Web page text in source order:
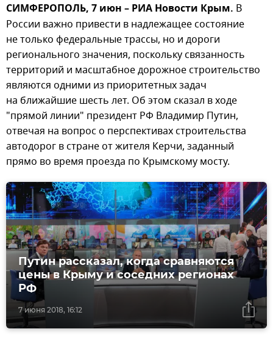
СИМФЕРОПОЛЬ, 7 июн – РИА Новости Крым. В
России важно привести в надлежащее состояние
не только федеральные трассы, но и дороги
регионального значения, поскольку связанность
территорий и масштабное дорожное строительство
являются одними из приоритетных задач
на ближайшие шесть лет. Об этом сказал в ходе
"прямой линии" президент РФ Владимир Путин,
отвечая на вопрос о перспективах строительства
автодорог в стране от жителя Керчи, заданный
прямо во время проезда по Крымскому мосту.
7 июня 2018, 16:12
Путин рассказал, когда сравняются
цены в Крыму и соседних регионах
РФ